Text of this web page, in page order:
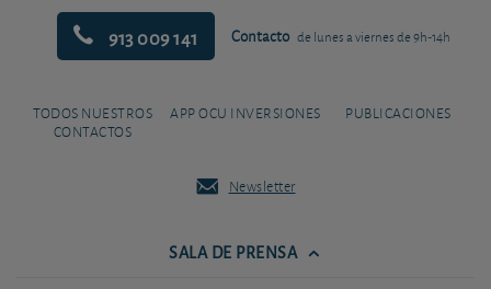
913 009 141 Contacto de lunes a viernes de 9h-14h
TODOS NUESTROS
CONTACTOS
APP OCU INVERSIONES PUBLICACIONES
Newsletter
SALA DE PRENSA